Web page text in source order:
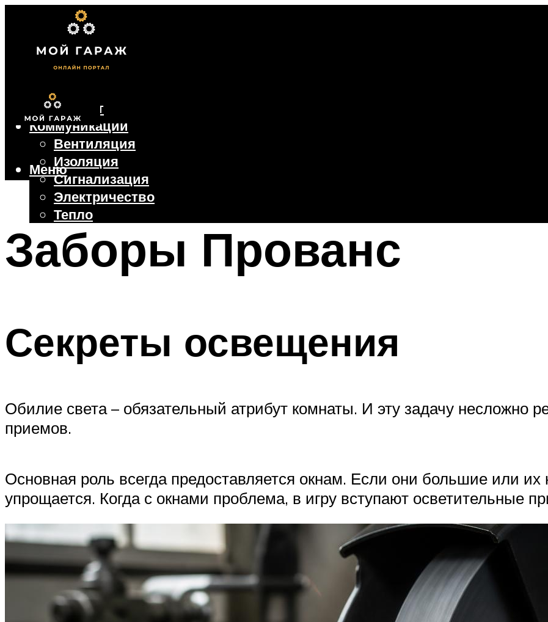
Фундамент
Коммуникации
Вентиляция
Изоляция
Сигнализация
Электричество
Тепло
Крыша
Ворота
Меню
Заборы Прованс
Секреты освещения
Обилие света – обязательный атрибут комнаты. И эту задачу несложно
приемов.
Основная роль всегда предоставляется окнам. Если они большие или их
упрощается. Когда с окнами проблема, в игру вступают осветительные